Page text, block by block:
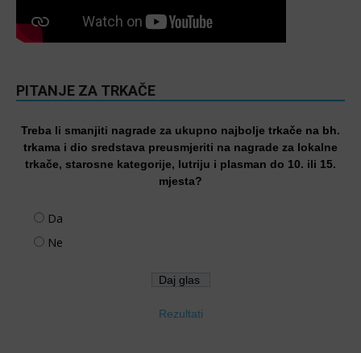
PITANJE ZA TRKAČE
Treba li smanjiti nagrade za ukupno najbolje trkače na bh.
trkama i dio sredstava preusmjeriti na nagrade za lokalne
trkače, starosne kategorije, lutriju i plasman do 10. ili 15.
mjesta?
Da
Ne
Rezultati